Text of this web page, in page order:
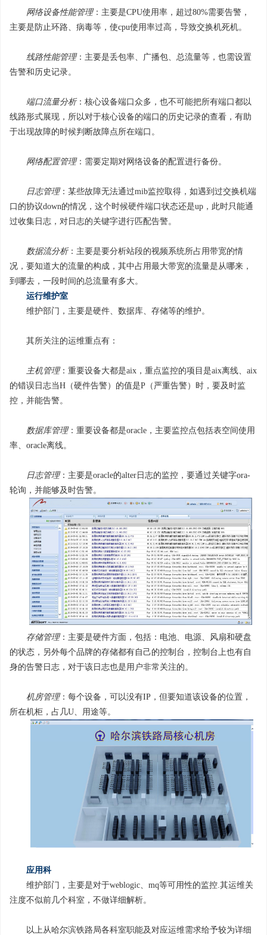
网络设备性能管理：主要是CPU使用率，超过80%需要告警，
主要是防止环路、病毒等，使cpu使用率过高，导致交换机死机。
线路性能管理：主要是丢包率、广播包、总流量等，也需设置
告警和历史记录。
端口流量分析：核心设备端口众多，也不可能把所有端口都以
线路形式展现，所以对于核心设备的端口的历史记录的查看，有助
于出现故障的时候判断故障点所在端口。
网络配置管理：需要定期对网络设备的配置进行备份。
日志管理：某些故障无法通过mib监控取得，如遇到过交换机端
口的协议down的情况，这个时候硬件端口状态还是up，此时只能通
过收集日志，对日志的关键字进行匹配告警。
数据流分析：主要是要分析站段的视频系统所占用带宽的情
况，要知道大的流量的构成，其中占用最大带宽的流量是从哪来，
到哪去，一段时间的总流量有多大。
运行维护室
维护部门，主要是硬件、数据库、存储等的维护。
其所关注的运维重点有：
主机管理：重要设备大都是aix，重点监控的项目是aix离线、aix
的错误日志当H（硬件告警）的值是P（严重告警）时，要及时监
控，并能告警。
数据库管理：重要设备都是oracle，主要监控点包括表空间使用
率、oracle离线。
日志管理：主要是oracle的alter日志的监控，要通过关键字ora-
轮询，并能够及时告警。
存储管理：主要是硬件方面，包括：电池、电源、风扇和硬盘
的状态，另外每个品牌的存储都有自己的控制台，控制台上也有自
身的告警日志，对于该日志也是用户非常关注的。
机房管理：每个设备，可以没有IP，但要知道该设备的位置，
所在机柜，占几U、用途等。
应用科
维护部门，主要是对于weblogic、mq等可用性的监控.其运维关
注度不似前几个科室，不做详细解析。
以上从哈尔滨铁路局各科室职能及对应运维需求给予较为详细